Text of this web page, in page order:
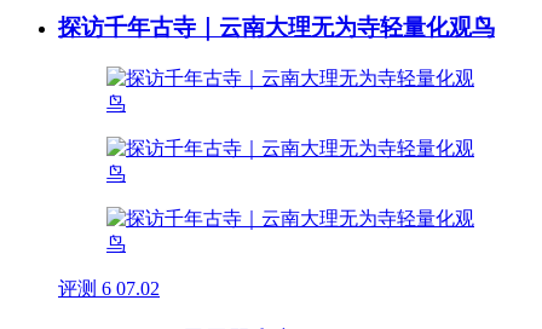
探访千年古寺｜云南大理无为寺轻量化观鸟
评测 6 07.02